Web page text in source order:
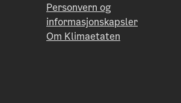
Personvern og
informasjonskapsler
Om Klimaetaten